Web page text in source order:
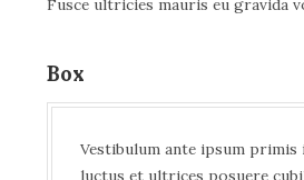
Box
Vestibulum ante ipsum
luctus et ultrices posuere